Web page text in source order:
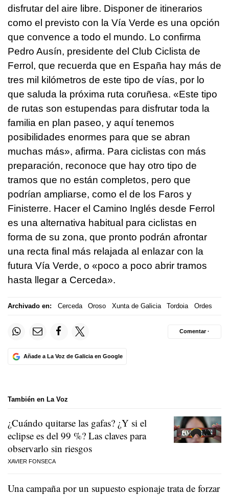
disfrutar del aire libre. Disponer de itinerarios
como el previsto con la Vía Verde es una opción
que convence a todo el mundo. Lo confirma
Pedro Ausín, presidente del Club Ciclista de
Ferrol, que recuerda que en España hay más de
tres mil kilómetros de este tipo de vías, por lo
que saluda la próxima ruta coruñesa. «Este tipo
de rutas son estupendas para disfrutar toda la
familia en plan paseo, y aquí tenemos
posibilidades enormes para que se abran
muchas más», afirma. Para ciclistas con más
preparación, reconoce que hay otro tipo de
tramos que no están completos, pero que
podrían ampliarse, como el de los Faros y
Finisterre. Hacer el Camino Inglés desde Ferrol
es una alternativa habitual para ciclistas en
forma de su zona, que pronto podrán afrontar
una recta final más relajada al enlazar con la
futura Vía Verde, o «poco a poco abrir tramos
hasta llegar a Cerceda».
Archivado en: Cerceda Oroso Xunta de Galicia Tordoia Ordes
Añade a La Voz de Galicia en Google
Comentar ·
También en La Voz
¿Cuándo quitarse las gafas? ¿Y si el
eclipse es del 99 %? Las claves para
observarlo sin riesgos
XAVIER FONSECA
Una campaña por un supuesto espionaje trata de forzar